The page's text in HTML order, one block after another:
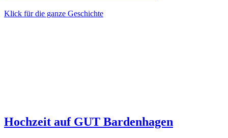
Klick für die ganze Geschichte
Hochzeit auf GUT Bardenhagen